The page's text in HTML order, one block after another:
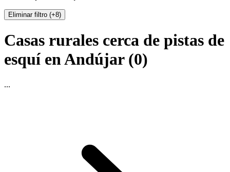
Eliminar filtro (+8)
Casas rurales cerca de pistas de
esquí en Andújar (0)
...